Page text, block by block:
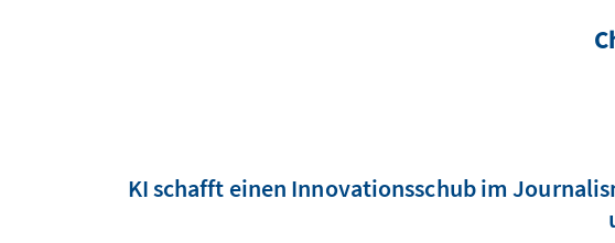
KI schafft einen Innovationsschub im